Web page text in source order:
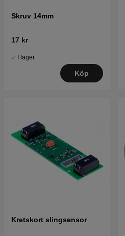
Skruv 14mm
17 kr
I lager
Köp
Kretskort slingsensor